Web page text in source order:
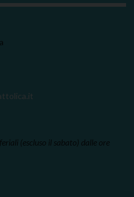
(escluso il sabato) dalle ore